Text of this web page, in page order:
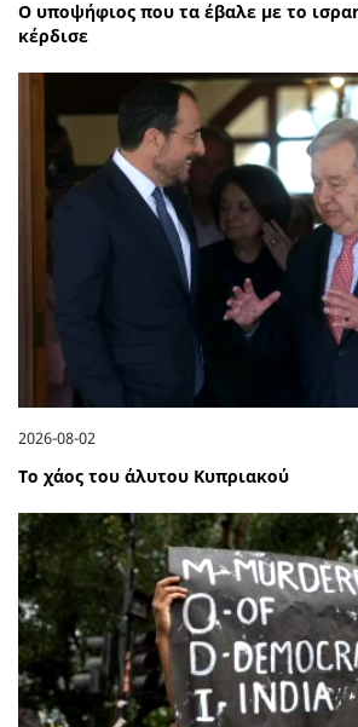
Ο υποψήφιος που τα έβαλε με το
κέρδισε
2026-08-02
Το χάος του άλυτου Κυπριακού